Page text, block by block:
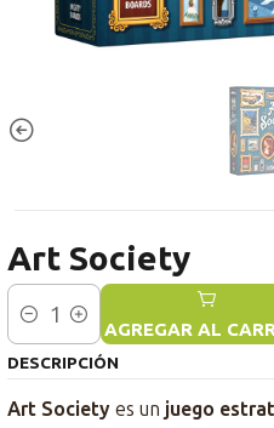
Art Society
Cantidad AGREGAR AL
DESCRIPCIÓN
Art Society es un juego